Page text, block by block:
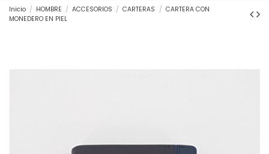
Inicio HOMBRE ACCESORIOS CARTERAS
CARTERA CON
MONEDERO EN PIEL